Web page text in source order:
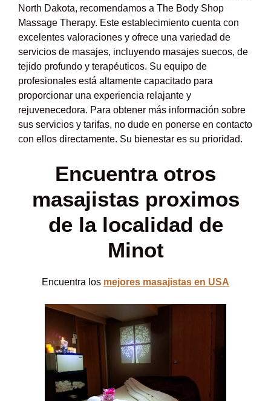
North Dakota, recomendamos a The Body Shop
Massage Therapy. Este establecimiento cuenta con
excelentes valoraciones y ofrece una variedad de
servicios de masajes, incluyendo masajes suecos, de
tejido profundo y terapéuticos. Su equipo de
profesionales está altamente capacitado para
proporcionar una experiencia relajante y
rejuvenecedora. Para obtener más información sobre
sus servicios y tarifas, no dude en ponerse en contacto
con ellos directamente. Su bienestar es su prioridad.
Encuentra otros
masajistas proximos
de la localidad de
Minot
Encuentra los mejores masajistas en USA